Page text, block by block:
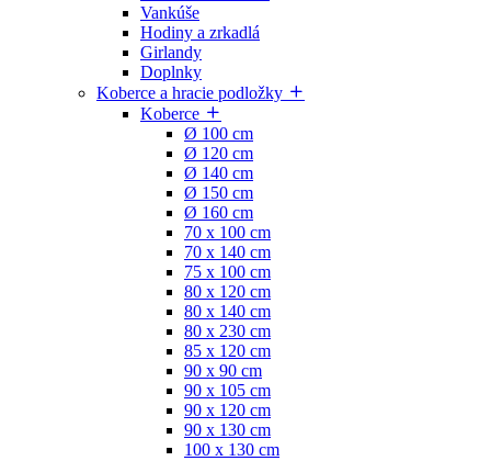
Vankúše
Hodiny a zrkadlá
Girlandy
Doplnky
Koberce a hracie podložky
Koberce
Ø 100 cm
Ø 120 cm
Ø 140 cm
Ø 150 cm
Ø 160 cm
70 x 100 cm
70 x 140 cm
75 x 100 cm
80 x 120 cm
80 x 140 cm
80 x 230 cm
85 x 120 cm
90 x 90 cm
90 x 105 cm
90 x 120 cm
90 x 130 cm
100 x 130 cm